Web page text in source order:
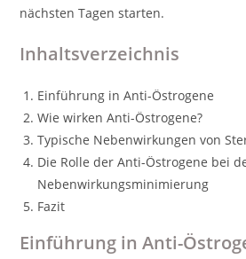
nächsten Tagen starten.
Inhaltsverzeichnis
Einführung in Anti-Östrogene
Wie wirken Anti-Östrogene?
Typische Nebenwirkungen von
Die Rolle der Anti-Östrogene bei
Nebenwirkungsminimierung
Fazit
Einführung in Anti-